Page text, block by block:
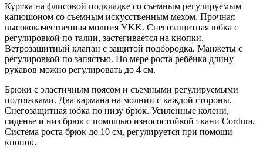
Куртка на флисовой подкладке со съёмным регулируемым
капюшоном со съемным искусственным мехом. Прочная
высококачественная молния YKK. Снегозащитная юбка с
регулировкой по талии, застегивается на кнопки.
Ветрозащитный клапан с защитой подбородка. Манжеты с
регулировкой по запястью. По мере роста ребёнка длину
рукавов можно регулировать до 4 см.
Брюки с эластичным поясом и съемными регулируемыми
подтяжками. Два кармана на молнии с каждой стороны.
Снегозащитная юбка по низу брюк. Усиленные колени,
сиденье и низ брюк с помощью износостойкой ткани Cordura.
Система роста брюк до 10 см, регулируется при помощи
кнопок.